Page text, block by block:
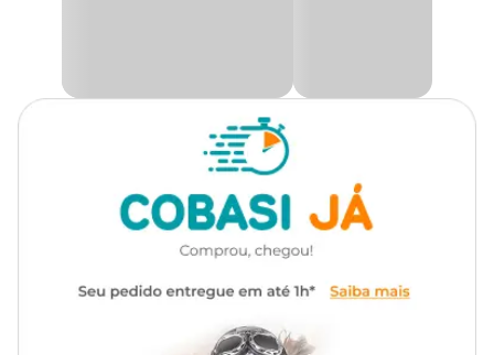
água fica na parte de baixo que é acoplada no vaso, impedindo que
Aproveite para deixar sua casa muito mais bonita e aconchegante.
Aqui na Cobasi você encontra uma variedade de produtos de
jardinagem e oVaso Bigball All Garden com preços